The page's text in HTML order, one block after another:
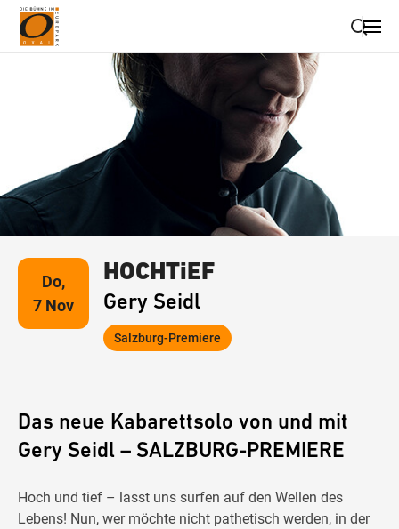
Suche schließen
Wegbeschreibung erhalten
Do,
7 Nov
HOCHTiEF
Gery Seidl
Salzburg-Premiere
Das neue Kabarettsolo von und mit
Gery Seidl – SALZBURG-PREMIERE
Hoch und tief – lasst uns surfen auf den Wellen des
Lebens! Nun, wer möchte nicht pathetisch werden, in der